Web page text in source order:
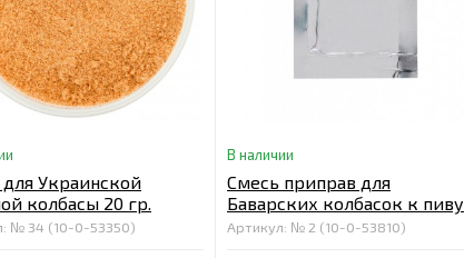
Украинской
колбасы 20 гр.
№ 34 (10-0-53350)
В наличии
Смесь приправ для
Баварских колбасок к пиву
20 гр.
Артикул: № 2 (10-0-53810)